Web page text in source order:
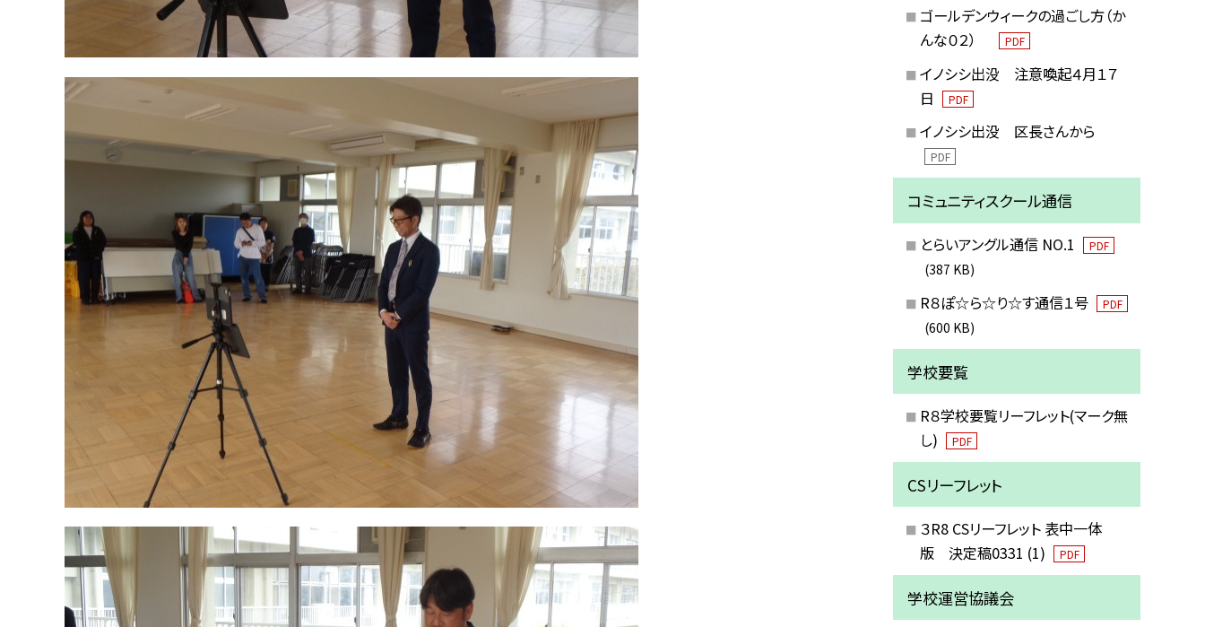
ゴールデンウィークの過ごし方（か
んな０２）
PDF
イノシシ出没 注意喚起４月１７
日
PDF
イノシシ出没 区長さんから
PDF
コミュニティスクール通信
とらいアングル通信 NO.1 PDF
(387 KB)
R８ぽ☆ら☆り☆す通信１号 PDF
(600 KB)
学校要覧
R８学校要覧リーフレット(マーク無
し)
PDF
CSリーフレット
３R8 CSリーフレット 表中一体
版 決定稿0331 (1)
PDF
学校運営協議会